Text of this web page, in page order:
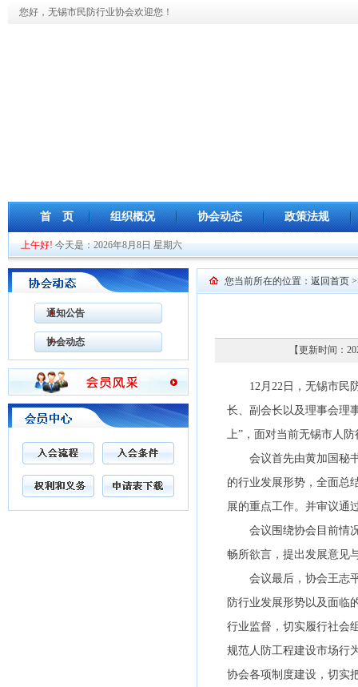
您好，无锡市民防行业协会欢迎您！
首 页 组织概况 协会动态 政策法规
上午好!今天是：2026年8月8日 星期六
通知公告
协会动态
您当前所在的位置： 返回首页
【更新时间：
12月22日，无锡市民防
长、副会长以及理事会理
上”，面对当前无锡市人
会议首先由黄加国秘书
的行业发展形势，全面总
展的重点工作。并审议通
会议围绕协会目前情况
畅所欲言，提出发展意见
会议最后，协会王志平
防行业发展形势以及面临
行业监督，切实履行社会
规范人防工程建设市场行
协会各项制度建设，切实